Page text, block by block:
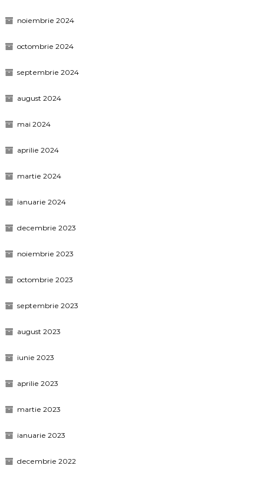
noiembrie 2024
octombrie 2024
septembrie 2024
august 2024
mai 2024
aprilie 2024
martie 2024
ianuarie 2024
decembrie 2023
noiembrie 2023
octombrie 2023
septembrie 2023
august 2023
iunie 2023
aprilie 2023
martie 2023
ianuarie 2023
decembrie 2022